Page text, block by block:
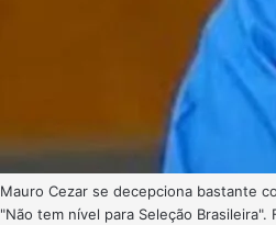
Mauro Cezar se decepciona bastante
"Não tem nível para Seleção Brasileira".